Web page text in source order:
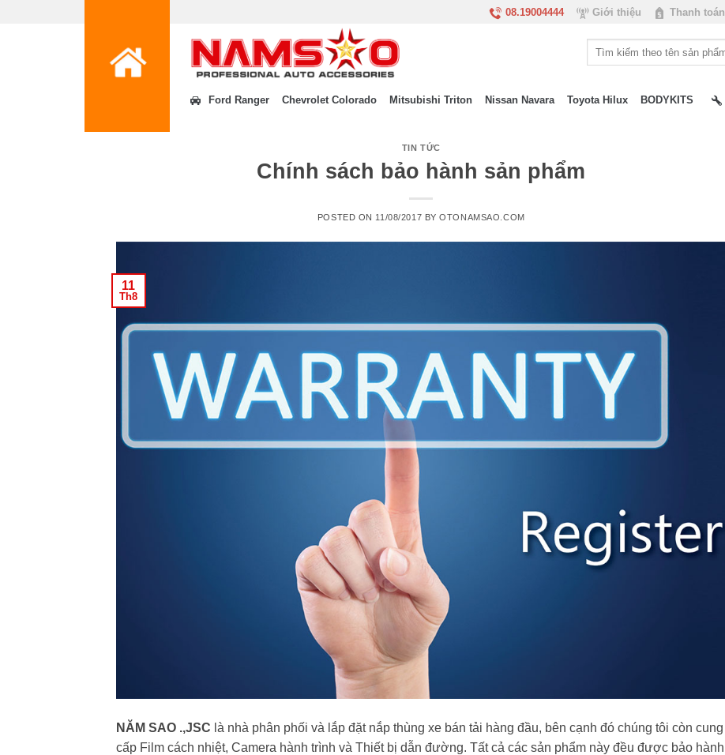
08.19004444 Giới thiệu Thanh toán
Ford Ranger Chevrolet Colorado Mitsubishi Triton Nissan Navara Toyota Hilux BODYKITS
TIN TỨC
Chính sách bảo hành sản phẩm
POSTED ON 11/08/2017 BYOTONAMSAO.COM
11
Th8
NĂM SAO .,JSC là nhà phân phối và lắp đặt nắp thùng xe bán tải hàng đầu, bên cạnh đó chúng tôi còn cung
cấp Film cách nhiệt, Camera hành trình và Thiết bị dẫn đường. Tất cả các sản phẩm này đều được bảo hành